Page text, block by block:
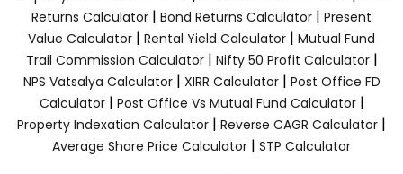
Returns Calculator | Bond Returns Calculator | Present
Value Calculator | Rental Yield Calculator | Mutual Fund
Trail Commission Calculator| Nifty 50 Profit Calculator|
NPS Vatsalya Calculator| XIRR Calculator| Post Office FD
Calculator| Post Office Vs Mutual Fund Calculator|
Property Indexation Calculator | Reverse CAGR Calculator |
Average Share Price Calculator | STP Calculator